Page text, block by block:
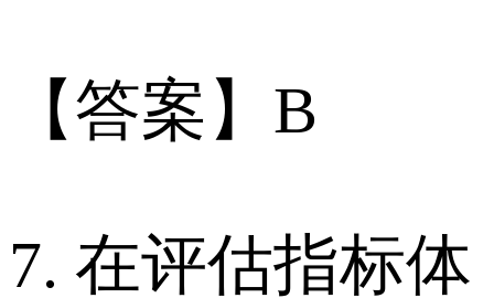
【答案】B
7. 在评估指标体